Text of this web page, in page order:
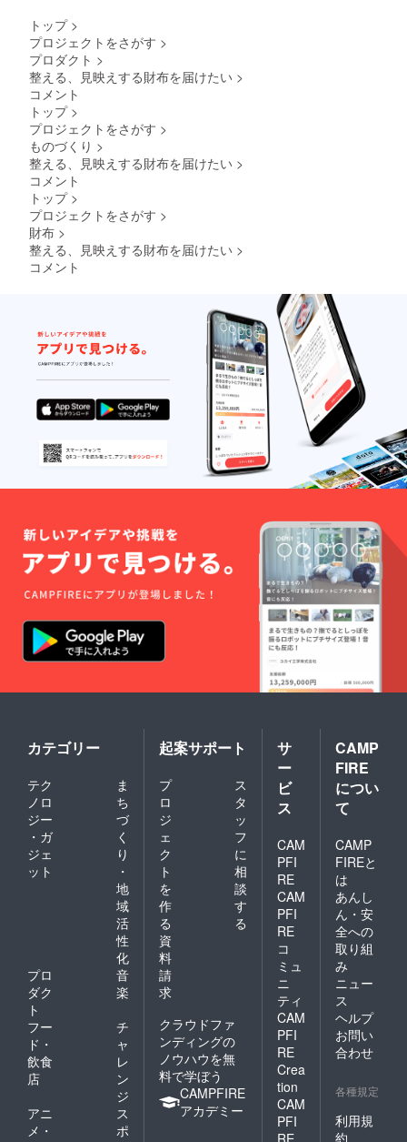
トップ >
プロジェクトをさがす >
プロダクト >
整える、見映えする財布を届けたい >
コメント
トップ >
プロジェクトをさがす >
ものづくり >
整える、見映えする財布を届けたい >
コメント
トップ >
プロジェクトをさがす >
財布 >
整える、見映えする財布を届けたい >
コメント
カテゴリー
テク
ノロ
ジー
・ガ
ジェ
ット
ま
ち
づ
く
り
・
地
域
活
性
化
プロ
ダク
ト
音
楽
フー
ド・
飲食
店
チ
ャ
レ
ン
ジ
アニ
メ・
ス
ポ
起案サポート
プ
ロ
ジ
ェ
ク
ト
を
作
る
ス
タ
ッ
フ
に
相
談
す
る
資
料
請
求
クラウドファ
ンディングの
ノウハウを無
料で学ぼう
CAMPFIRE
アカデミー
サ
ー
ビ
ス
CAM
PFI
RE
CAM
PFI
RE
コ
ミュ
ニ
ティ
CAM
PFI
RE
Crea
tion
CAM
PFI
RE
CAMP
FIRE
につい
て
CAMP
FIREと
は
あんし
ん・安
全への
取り組
み
ニュー
ス
ヘルプ
お問い
合わせ
各種規定
利用規
約